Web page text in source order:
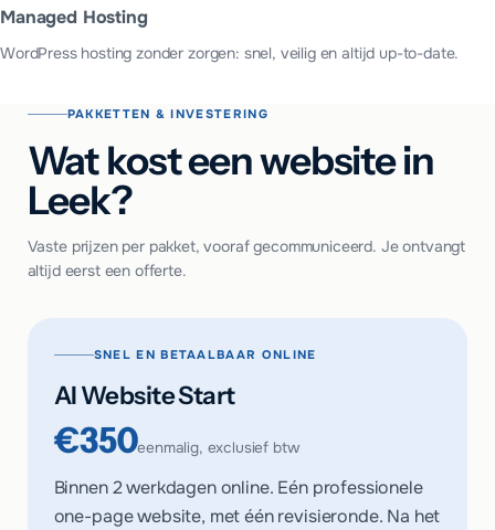
Managed Hosting
WordPress hosting zonder zorgen: snel, veilig en altijd up-to-date.
PAKKETTEN & INVESTERING
Wat kost een website in
Leek?
Vaste prijzen per pakket, vooraf gecommuniceerd. Je ontvangt
altijd eerst een offerte.
SNEL EN BETAALBAAR ONLINE
AI Website Start
€350eenmalig, exclusief btw
Binnen 2 werkdagen online. Eén professionele
one-page website, met één revisieronde. Na het